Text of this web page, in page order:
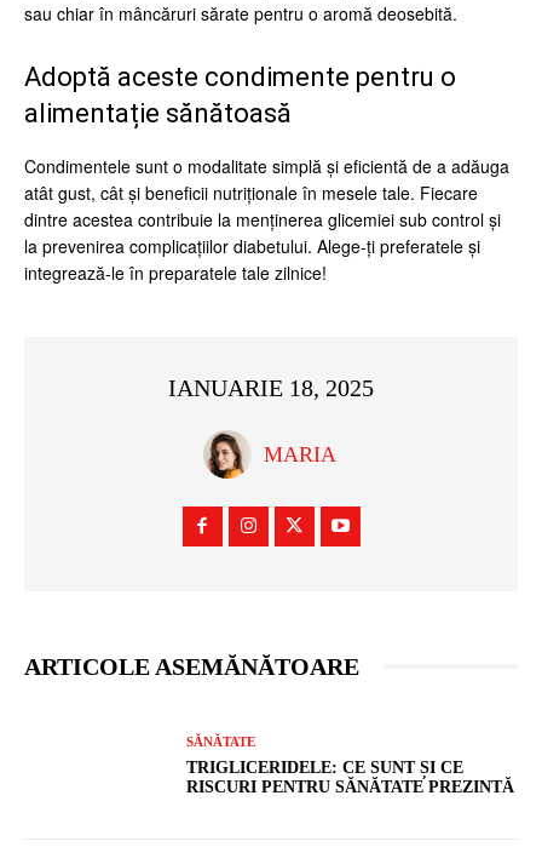
sau chiar în mâncăruri sărate pentru o aromă deosebită.
Adoptă aceste condimente pentru o
alimentație sănătoasă
Condimentele sunt o modalitate simplă și eficientă de a adăuga
atât gust, cât și beneficii nutriționale în mesele tale. Fiecare
dintre acestea contribuie la menținerea glicemiei sub control și
la prevenirea complicațiilor diabetului. Alege-ți preferatele și
integrează-le în preparatele tale zilnice!
IANUARIE 18, 2025
MARIA
ARTICOLE ASEMĂNĂTOARE
SĂNĂTATE
TRIGLICERIDELE: CE SUNT ȘI CE
RISCURI PENTRU SĂNĂTATE PREZINTĂ